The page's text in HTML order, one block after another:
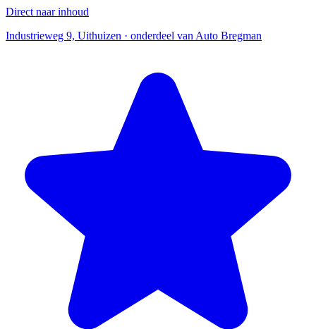
Direct naar inhoud
Industrieweg 9, Uithuizen · onderdeel van Auto Bregman